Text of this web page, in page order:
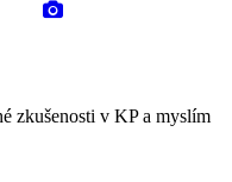
zkušenosti v KP a myslím